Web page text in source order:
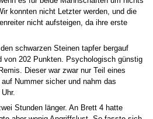
konnten nicht Letzter werden, und die
nicht aufsteigen, da ihre erste
schwarzen Steinen tapfer bergauf
von 202 Punkten. Psychologisch günstig
Dieser war zwar nur Teil eines
auf Nummer sicher und nahm das
Stunden länger. An Brett 4 hatte